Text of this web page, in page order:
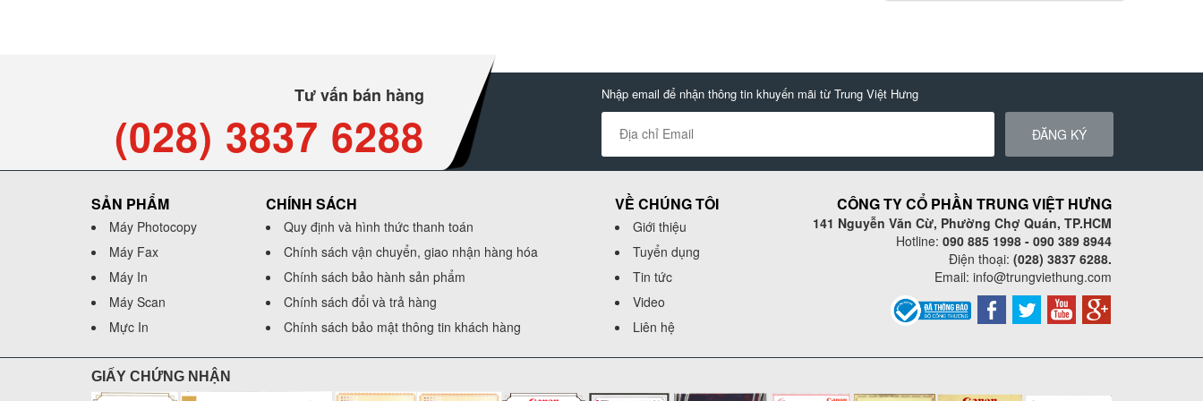
Tư vấn bán hàng
(028) 3837 6288
Nhập email để nhận thông tin khuyến mãi từ Trung Việt Hưng
ĐĂNG KÝ
SẢN PHẨM
Máy Photocopy
Máy Fax
Máy In
Máy Scan
Mực In
CHÍNH SÁCH
Quy định và hình thức thanh toán
Chính sách vận chuyển, giao nhận hàng hóa
Chính sách bảo hành sản phẩm
Chính sách đổi và trả hàng
Chính sách bảo mật thông tin khách hàng
VỀ CHÚNG TÔI
Giới thiệu
Tuyển dụng
Tin tức
Video
Liên hệ
CÔNG TY CỔ PHẦN TRUNG VIỆT HƯNG
141 Nguyễn Văn Cừ, Phường Chợ Quán, TP.HCM
Hotline: 090 885 1998 - 090 389 8944
Điện thoại: (028) 3837 6288.
Email: info@trungviethung.com
GIẤY CHỨNG NHẬN